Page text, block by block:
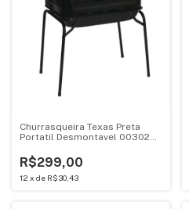
Churrasqueira Texas Preta
Portatil Desmontavel 003025
R$299,00
12 x de R$30,43